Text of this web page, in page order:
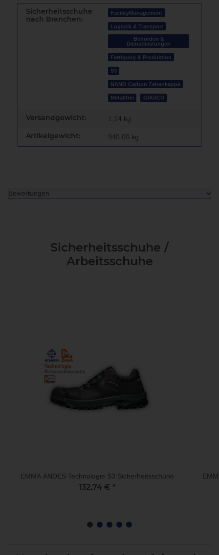
Sicherheitsschuhe
nach Branchen:
FacilityManagement
Logistik & Transport
Behörden &
Dienstleistungen
Fertigung & Produktion
S3
NANO Carbon Zehenkappe
Metallfrei GIASCO
Versandgewicht: 1,14 kg
Artikelgewicht: 940,00 kg
Bewertungen
Sicherheitsschuhe /
Arbeitsschuhe
EMMA ANDES Technologie S3 Sicherheitsschuhe
132,74 € *